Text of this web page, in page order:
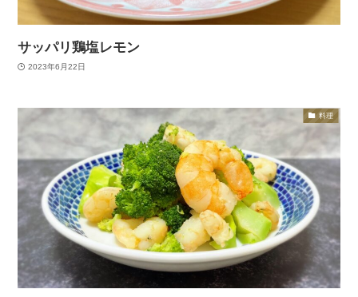
サッパリ鶏塩レモン
2023年6月22日
料理